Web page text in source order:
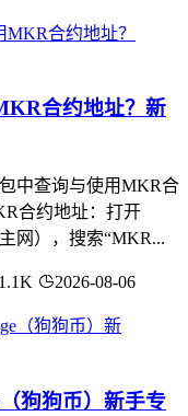
合约地址？新
中查询与使用MKR合
合约地址：打开
网），搜索“MKR...
2026-08-06
狗狗币）新手专